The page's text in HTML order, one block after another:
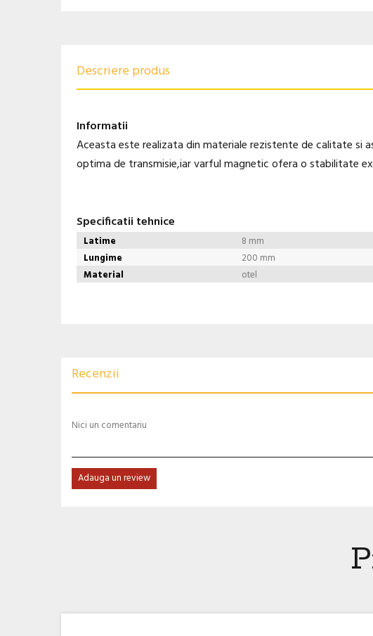
Descriere produs
Informatii
Aceasta este realizata din materiale rezistente de calitate si
optima de transmisie,iar varful magnetic ofera o stabilitate
Specificatii tehnice
Latime
8 mm
Lungime
200 mm
Material
otel
Recenzii
Nici un comentariu
Adauga un review